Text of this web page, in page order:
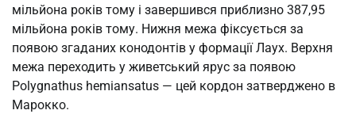
мільйона років тому і завершився приблизно 387,95
мільйона років тому. Нижня межа фіксується за
появою згаданих конодонтів у формації Лаух. Верхня
межа переходить у живетський ярус за появою
Polygnathus hemiansatus — цей кордон затверджено в
Марокко.